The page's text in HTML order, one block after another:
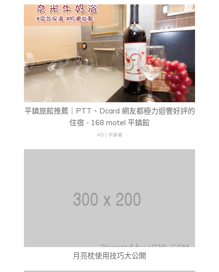
平鎮旅館推薦｜PTT、Dcard 網友都極力迴響好評的
住宿 - 168 motel 平鎮館
AD | 字耕者
月亮枕使用技巧大公開